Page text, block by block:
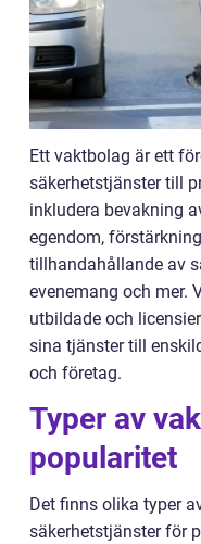
Ett vaktbolag är ett
säkerhetstjänster till
inkludera bevakning
egendom,
tillhandahållande av
evenemang och mer.
utbildade och
sina tjänster till
och företag.
Typer av
popularitet
Det finns olika typer
säkerhetstjänster för